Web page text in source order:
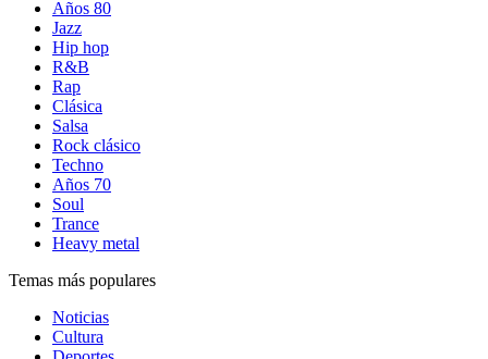
Años 80
Jazz
Hip hop
R&B
Rap
Clásica
Salsa
Rock clásico
Techno
Años 70
Soul
Trance
Heavy metal
Temas más populares
Noticias
Cultura